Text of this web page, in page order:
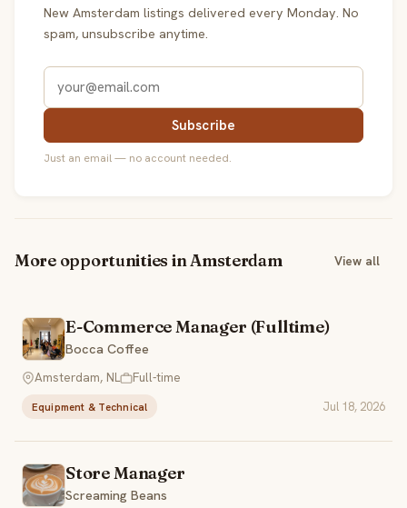
New Amsterdam listings delivered every Monday. No
spam, unsubscribe anytime.
Subscribe
Just an email — no account needed.
More opportunities in Amsterdam View all
E-Commerce Manager (Fulltime)
Bocca Coffee
Amsterdam, NL
Full-time
Equipment & Technical Jul 18, 2026
Store Manager
Screaming Beans